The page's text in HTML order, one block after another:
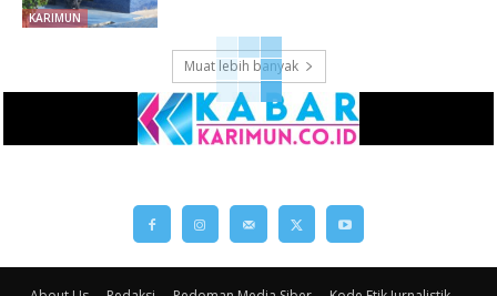
KARIMUN
Muat lebih banyak